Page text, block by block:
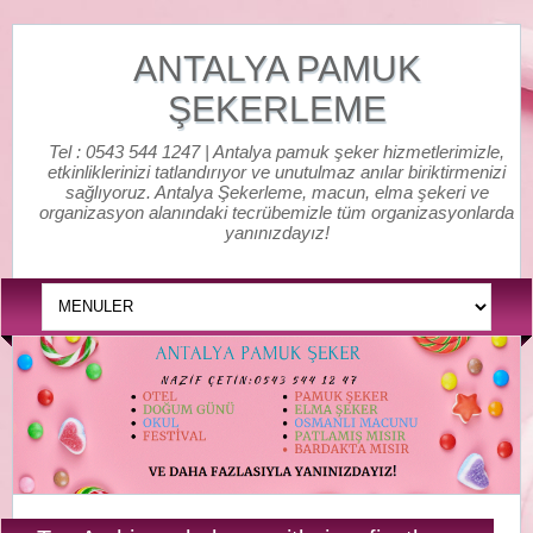
ANTALYA PAMUK
ŞEKERLEME
Tel : 0543 544 1247 | Antalya pamuk şeker hizmetlerimizle,
etkinliklerinizi tatlandırıyor ve unutulmaz anılar biriktirmenizi
sağlıyoruz. Antalya Şekerleme, macun, elma şekeri ve
organizasyon alanındaki tecrübemizle tüm organizasyonlarda
yanınızdayız!